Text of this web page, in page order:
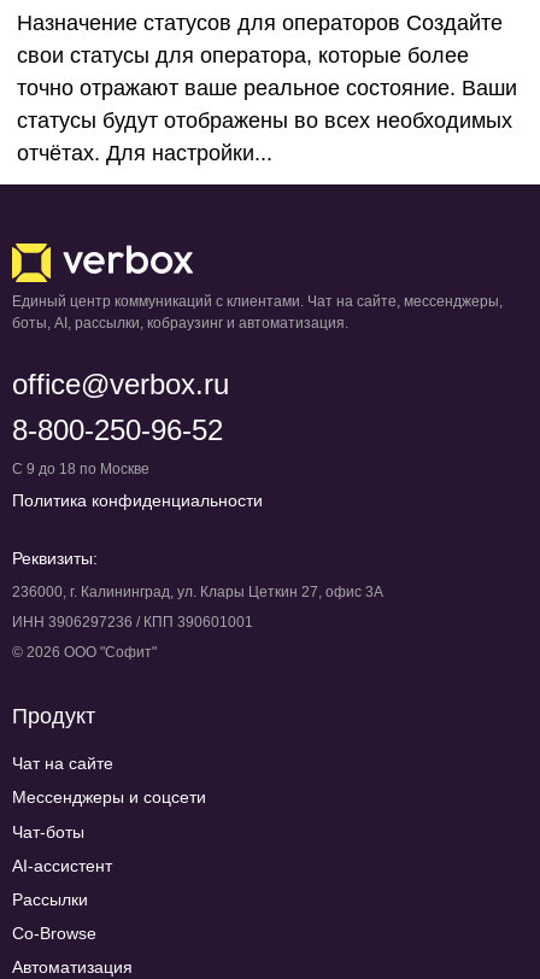
Назначение статусов для операторов Создайте
свои статусы для оператора, которые более
точно отражают ваше реальное состояние. Ваши
статусы будут отображены во всех необходимых
отчётах. Для настройки...
Единый центр коммуникаций с клиентами. Чат на сайте, мессенджеры,
боты, AI, рассылки, кобраузинг и автоматизация.
office@verbox.ru
8-800-250-96-52
С 9 до 18 по Москве
Политика конфиденциальности
Реквизиты:
236000, г. Калининград, ул. Клары Цеткин 27, офис 3А
ИНН 3906297236 / КПП 390601001
© 2026 ООО "Софит"
Продукт
Чат на сайте
Мессенджеры и соцсети
Чат-боты
AI-ассистент
Рассылки
Co-Browse
Автоматизация